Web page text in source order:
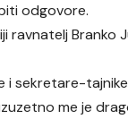
odgovore.
ravnatelj Branko
i sekretare-
me je